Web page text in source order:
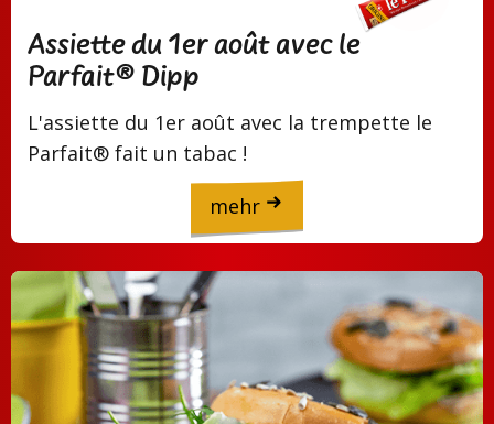
Assiette du 1er août avec le
Parfait® Dipp
L'assiette du 1er août avec la trempette le
Parfait® fait un tabac !
mehr